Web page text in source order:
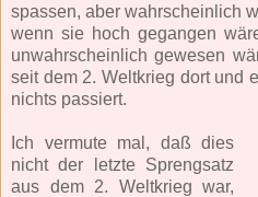
spassen, aber wahrscheinlich
wenn sie hoch gegangen
unwahrscheinlich gewesen
seit dem 2. Weltkrieg dort und
nichts passiert.
Ich vermute mal, daß dies
nicht der letzte Sprengsatz
aus dem 2. Weltkrieg war,